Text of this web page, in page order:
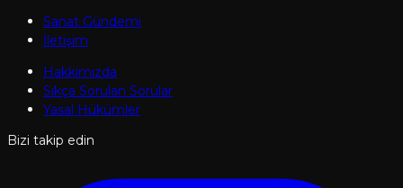
Sanat Gündemi
İletişim
Hakkımızda
Sıkça Sorulan Sorular
Yasal Hükümler
Bizi takip edin